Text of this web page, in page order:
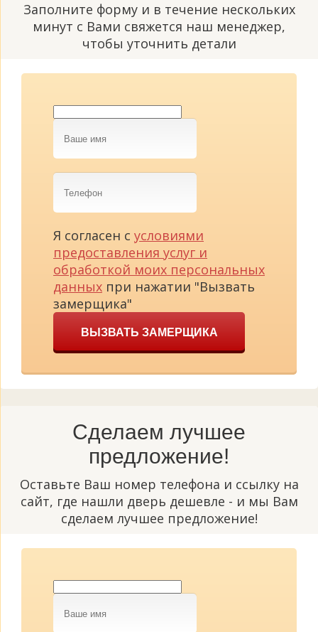
Заполните форму и в течение нескольких
минут с Вами свяжется наш менеджер,
чтобы уточнить детали
Ваше
имя
Телефон
Я согласен с условиями
предоставления услуг и
обработкой моих персональных
данных при нажатии "Вызвать
замерщика"
ВЫЗВАТЬ ЗАМЕРЩИКА
Сделаем лучшее
предложение!
Оставьте Ваш номер телефона и ссылку на
сайт, где нашли дверь дешевле - и мы Вам
сделаем лучшее предложение!
Ваше
имя